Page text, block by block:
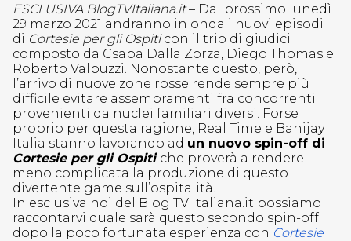
ESCLUSIVA BlogTVItaliana.it– Dal prossimo lunedì
29 marzo 2021 andranno in onda i nuovi episodi
di Cortesie per gli Ospiticon il trio di giudici
composto da Csaba Dalla Zorza, Diego Thomas e
Roberto Valbuzzi. Nonostante questo, però,
l’arrivo di nuove zone rosse rende sempre più
difficile evitare assembramenti fra concorrenti
provenienti da nuclei familiari diversi. Forse
proprio per questa ragione, Real Time e Banijay
Italia stanno lavorando ad un nuovo spin-off di
Cortesie per gli Ospiti che proverà a rendere
meno complicata la produzione di questo
divertente game sull’ospitalità.
In esclusiva noi del Blog TV Italiana.it possiamo
raccontarvi quale sarà questo secondo spin-off
dopo la poco fortunata esperienza con Cortesie